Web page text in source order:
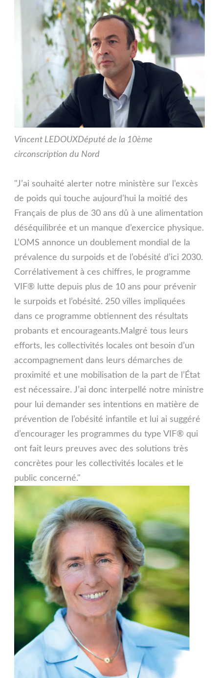
Vincent LEDOUXDéputé de la 10ème
circonscription du Nord
"J’ai souhaité alerter notre ministère sur l’excès
de poids qui touche aujourd’hui la moitié des
Français de plus de 30 ans dû à une alimentation
déséquilibrée et un manque d’exercice physique.
L’OMS annonce un doublement mondial de la
prévalence du surpoids et de l’obésité d’ici 2030.
Corrélativement à ces chiffres, le programme
VIF® lutte depuis plus de 10 ans pour prévenir
le surpoids et l’obésité. 250 villes impliquées
dans ce programme obtiennent des résultats
probants et encourageants.Malgré tous leurs
efforts, les collectivités locales ont besoin d’un
accompagnement dans leurs démarches de
proximité et une mobilisation de la part de l’État
est nécessaire. J’ai donc interpellé notre ministre
pour lui demander ses intentions en matière de
prévention de l’obésité infantile et lui ai suggéré
d’encourager les programmes du type VIF® qui
ont fait leurs preuves avec des solutions très
concrètes pour les collectivités locales et le
public concerné."